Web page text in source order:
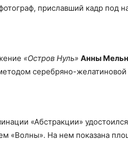
приславший кадр под
«Остров Нуль» Анны
серебряно-желатиновой
«Абстракции»
«Волны». На нем показана